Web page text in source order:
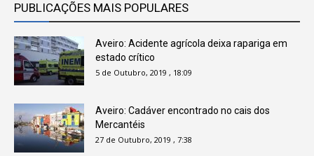
PUBLICAÇÕES MAIS POPULARES
Aveiro: Acidente agrícola deixa rapariga em
estado crítico
5 de Outubro, 2019 , 18:09
Aveiro: Cadáver encontrado no cais dos
Mercantéis
27 de Outubro, 2019 , 7:38